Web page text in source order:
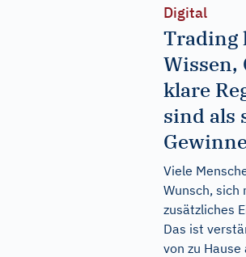
Digital
Trading
Wissen,
klare
sind als
Viele
Wunsch, sich
zusätzliches
Das ist
von zu